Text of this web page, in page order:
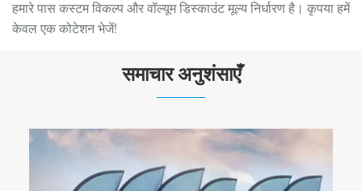
हमारे पास कस्टम विकल्प और वॉल्यूम डिस्काउंट मूल्य निर्धारण है। कृपया हमें
केवल एक कोटेशन भेजें!
समाचार अनुशंसाएँ